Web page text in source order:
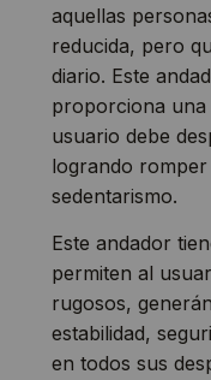
aquellas
reducida, pero
diario. Este
proporciona una
usuario debe
logrando
sedentarismo.
Este andador
permiten al
rugosos,
estabilidad,
en todos sus